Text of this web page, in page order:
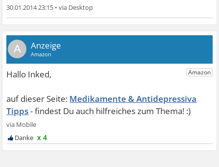
30.01.2014 23:15 •
A
Medikamente & Antidepressiva
Tipps
x 4